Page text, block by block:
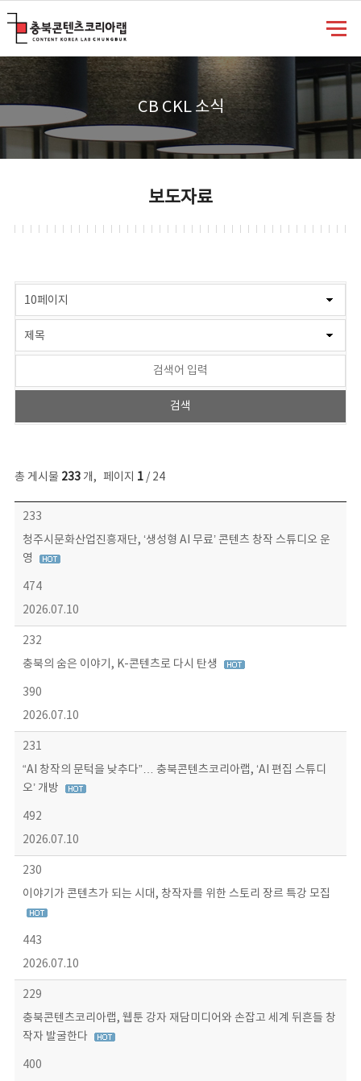
CB CKL 소식
보도자료
총 게시물 233개, 페이지 1/ 24
보도자료 목록 - 번호, 제목, 작성자, 파일, 조회수, 작성일 정보 제공
233
청주시문화산업진흥재단, ‘생성형 AI 무료’ 콘텐츠 창작 스튜디오 운
영
474
2026.07.10
232
충북의 숨은 이야기, K-콘텐츠로 다시 탄생
390
2026.07.10
231
“AI 창작의 문턱을 낮추다”… 충북콘텐츠코리아랩, ‘AI 편집 스튜디
오’ 개방
492
2026.07.10
230
이야기가 콘텐츠가 되는 시대, 창작자를 위한 스토리 장르 특강 모집
443
2026.07.10
229
충북콘텐츠코리아랩, 웹툰 강자 재담미디어와 손잡고 세계 뒤흔들 창
작자 발굴한다
400